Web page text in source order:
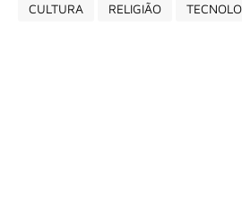
CULTURA
RELIGIÃO